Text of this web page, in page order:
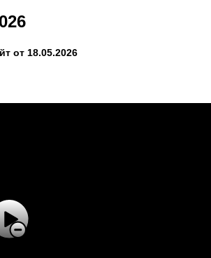
от 18.05.2026